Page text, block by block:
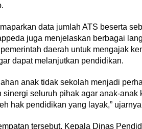
data jumlah ATS beserta
juga menjelaskan berbagai
daerah untuk mengajak
dapat melanjutkan pendidikan.
anak tidak sekolah menjadi
sinergi seluruh pihak agar anak-anak
hak pendidikan yang layak,”
tersebut, Kepala Dinas